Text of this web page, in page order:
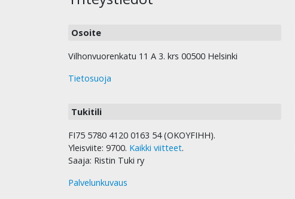
Osoite
Vilhonvuorenkatu 11 A 3. krs 00500 Helsinki
Tietosuoja
Tukitili
FI75 5780 4120 0163 54 (OKOYFIHH).
Yleisviite: 9700. Kaikki viitteet.
Saaja: Ristin Tuki ry
Palvelunkuvaus